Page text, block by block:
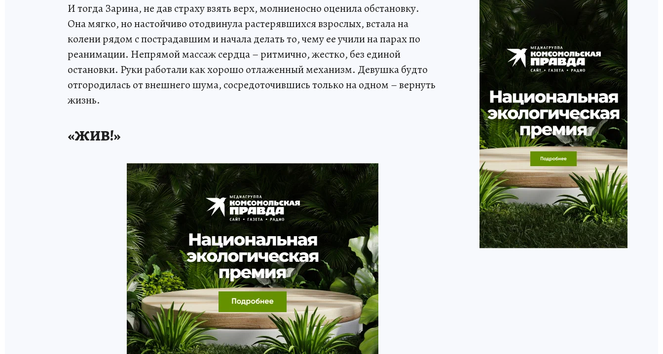
И тогда Зарина, не дав страху взять верх, молниеносно оценила обстановку.
Она мягко, но настойчиво отодвинула растерявшихся взрослых, встала на
колени рядом с пострадавшим и начала делать то, чему ее учили на парах по
реанимации. Непрямой массаж сердца – ритмично, жестко, без единой
остановки. Руки работали как хорошо отлаженный механизм. Девушка будто
отгородилась от внешнего шума, сосредоточившись только на одном – вернуть
жизнь.
«ЖИВ!»